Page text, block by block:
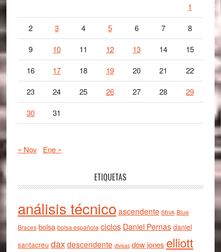
1
2 3 4 5 6 7 8
9 10 11 12 13 14 15
16 17 18 19 20 21 22
23 24 25 26 27 28 29
30 31
« Nov Ene »
ETIQUETAS
análisis técnico ascendente BBVA Blue
Braces bolsa bolsa española ciclos Daniel Pernas daniel
santacreu daxdescendente divisas dow jones elliott